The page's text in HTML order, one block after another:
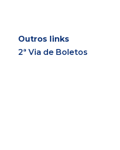
Outros links
2ª Via de Boletos